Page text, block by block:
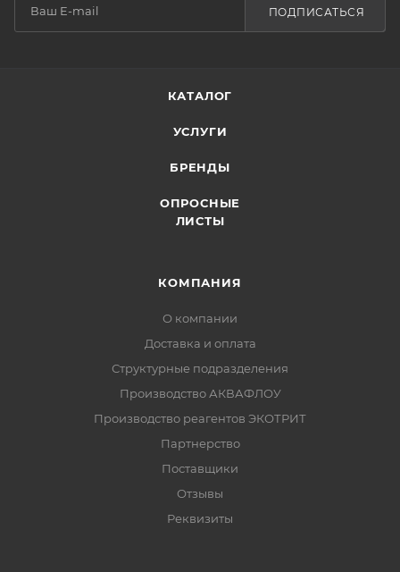
ПОДПИСАТЬСЯ
КАТАЛОГ
УСЛУГИ
БРЕНДЫ
ОПРОСНЫЕ
ЛИСТЫ
КОМПАНИЯ
О компании
Доставка и оплата
Структурные подразделения
Производство АКВАФЛОУ
Производство реагентов ЭКОТРИТ
Партнерство
Поставщики
Отзывы
Реквизиты